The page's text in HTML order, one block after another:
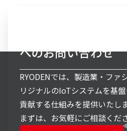
・省エネ手法のご提案
へのお問い合わせ
RYODENでは、製造業・ファ
リジナルのIoTシステムを基
貢献する仕組みを提供いたしま
まずは、お気軽にご相談くだ